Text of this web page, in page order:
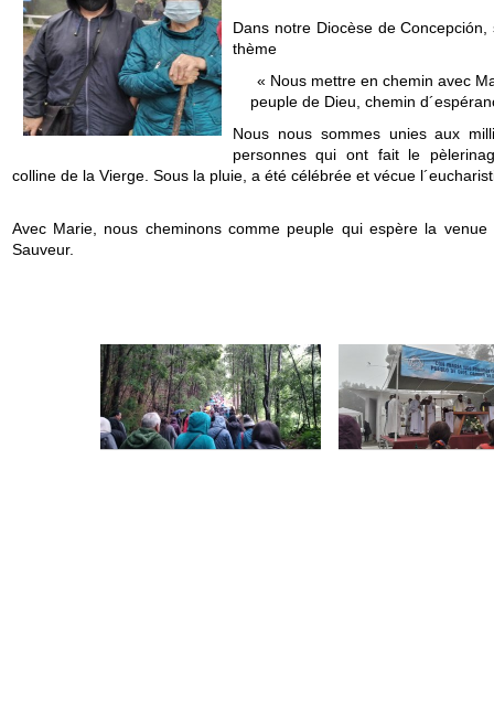
Dans notre Diocèse de Concepción,
thème
« Nous mettre en chemin avec
peuple de Dieu, chemin
Nous nous sommes unies aux
personnes qui ont fait le
colline de la Vierge. Sous la pluie, a été célébrée et vécue
Avec Marie, nous cheminons comme peuple qui espère la venue
Sauveur.